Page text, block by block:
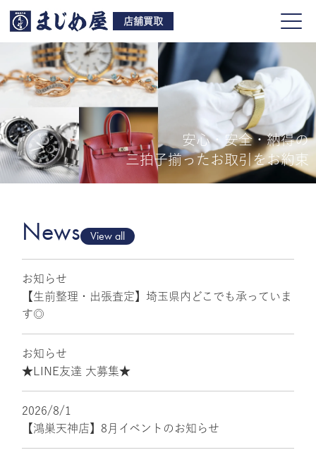
店舗買取
買取品目
店舗一覧
安心・安全・納得の
三拍子揃ったお取引をお約束
News View all
お知らせ
【生前整理・出張査定】埼玉県内どこでも承っていま
す◎
お知らせ
★LINE友達 大募集★
2026/8/1
【鴻巣天神店】8月イベントのお知らせ